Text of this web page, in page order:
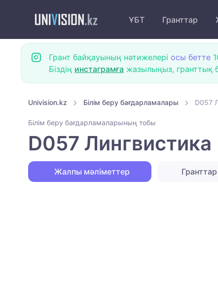
ҰБТ Гранттар
Грант байқауының нәтижелері осы бетте
Біздің инстаграмға жазылыңыз, гранттық
Univision.kz Білім беру бағдарламалары D057
Білім беру бағдарламаларының тобы
D057 Лингвистика
Жалпы мәліметтер